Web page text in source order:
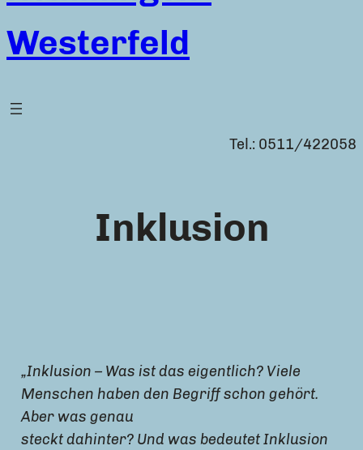
Westerfeld
Tel.: 0511/422058
Inklusion
„Inklusion – Was ist das eigentlich? Viele
Menschen haben den Begriff schon gehört.
Aber was genau
steckt dahinter? Und was bedeutet Inklusion